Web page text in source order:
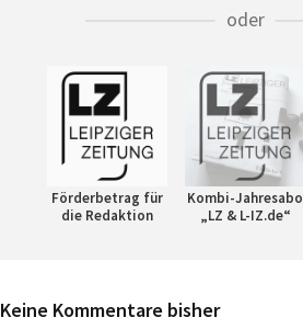
oder
Förderbetrag für
die Redaktion
Kombi-Jahresabo
„LZ & L-IZ.de“
Keine Kommentare bisher